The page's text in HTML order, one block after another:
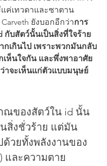
ค่เทวดาและซาตาน
ยังบอกอีกว่าการ
กับสัตว์นั้นเป็นสิ่งที่ใจร้าย
กเกินไป เพราะพวกมันกลับ
เห็นใจกัน และพึ่งพาอาศัย
าจะเห็นแก่ตัวแบบมนุษย์
ของสัตว์ใน id นั้น
นสิ่งชั่วร้าย แต่มัน
ด้วยทั้งพลังงานของ
และความตาย